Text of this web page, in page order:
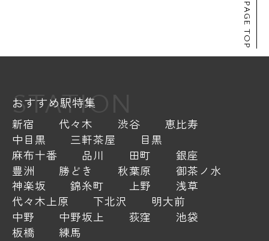
PAGE TOP
STATION
おすすめ駅特集
新宿 代々木 渋谷
恵比寿
中目黒
三軒茶屋
目黒
麻布十番
品川 田町
銀座
豊洲
勝どき 秋葉原
御茶ノ水
神楽坂
錦糸町 上野
浅草
代々木上原
下北沢
明大前
中野
中野坂上 荻窪
池袋
板橋
練馬